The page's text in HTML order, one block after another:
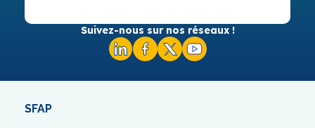
Suivez-nous sur nos réseaux !
SFAP